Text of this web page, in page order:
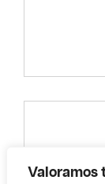
Valoramos